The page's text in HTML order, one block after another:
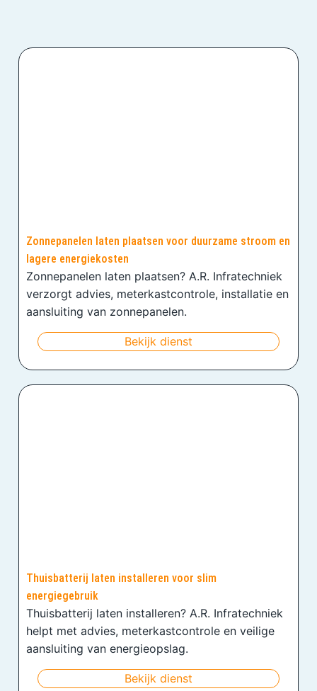
Zonnepanelen laten plaatsen voor duurzame stroom en
lagere energiekosten
Zonnepanelen laten plaatsen? A.R. Infratechniek
verzorgt advies, meterkastcontrole, installatie en
aansluiting van zonnepanelen.
Bekijk dienst
Thuisbatterij laten installeren voor slim
energiegebruik
Thuisbatterij laten installeren? A.R. Infratechniek
helpt met advies, meterkastcontrole en veilige
aansluiting van energieopslag.
Bekijk dienst